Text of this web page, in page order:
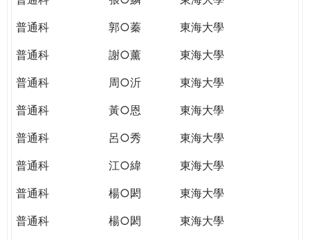
普通科
郭○蓁
東海大學
普通科
謝○薰
東海大學
普通科
周○沂
東海大學
普通科
黃○恩
東海大學
普通科
呂○秀
東海大學
普通科
江○緯
東海大學
普通科
楊○閎
東海大學
普通科
楊○閎
東海大學